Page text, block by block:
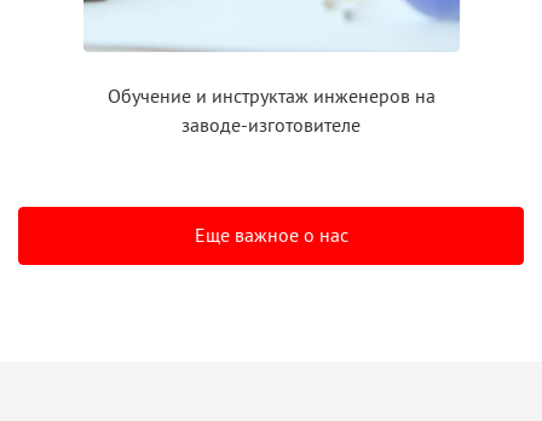
Обучение и инструктажинженеров на
заводе-изготовителе
Еще важное о нас